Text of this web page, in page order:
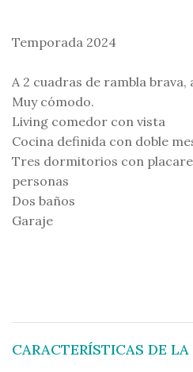
Temporada 2024
A 2 cuadras de rambla brava,
Muy cómodo.
Living comedor con vista
Cocina definida con doble
Tres dormitorios con
personas
Dos baños
Garaje
CARACTERÍSTICAS DE LA